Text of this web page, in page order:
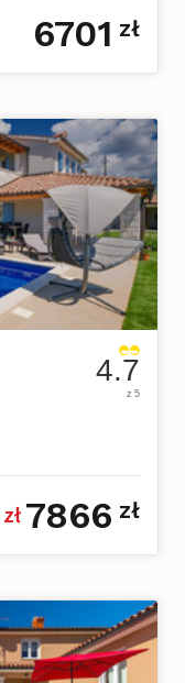
6701 zł
4.7
z 5
zł 7866 zł